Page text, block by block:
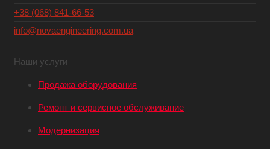
+38 (068) 841-66-53
info@novaengineering.com.ua
Наши услуги
Продажа оборудования
Ремонт и сервисное обслуживание
Модернизация